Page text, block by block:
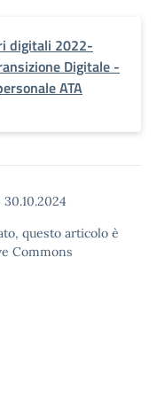
digitali 2022-
Digitale -
ATA
30.10.2024
questo articolo è
Commons